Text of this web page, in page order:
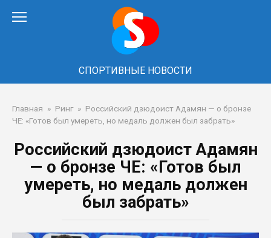
СПОРТИВНЫЕ НОВОСТИ
Главная » Ринг » Российский дзюдоист Адамян — о бронзе
ЧЕ: «Готов был умереть, но медаль должен был забрать»
Российский дзюдоист Адамян
— о бронзе ЧЕ: «Готов был
умереть, но медаль должен
был забрать»